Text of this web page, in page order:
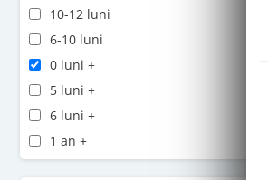
10-12 luni
6-10 luni
0 luni +
5 luni +
6 luni +
1 an +